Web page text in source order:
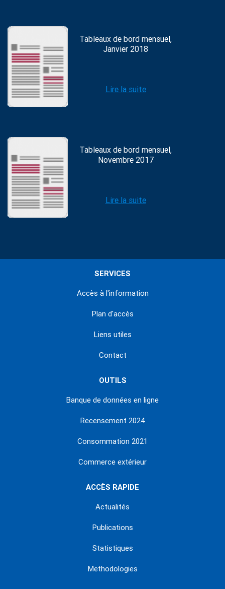
Tableaux de bord mensuel,
Janvier 2018
Lire la suite
Tableaux de bord mensuel,
Novembre 2017
Lire la suite
SERVICES
Accès à l'information
Plan d'accès
Liens utiles
Contact
OUTILS
Banque de données en ligne
Recensement 2024
Consommation 2021
Commerce extérieur
ACCÈS RAPIDE
Actualités
Publications
Statistiques
Methodologies